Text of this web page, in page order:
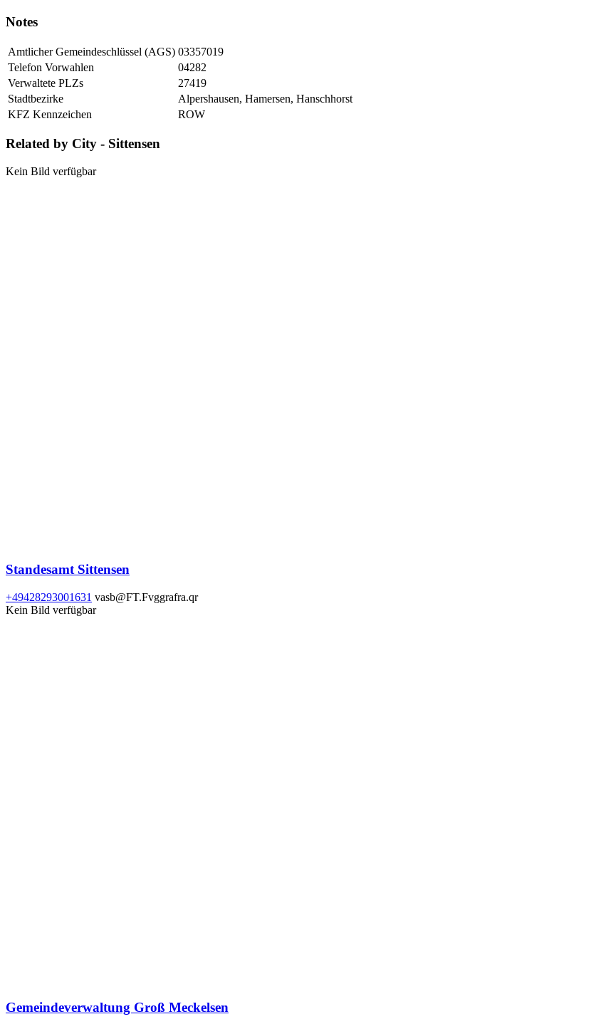
Notes
Amtlicher Gemeindeschlüssel (AGS) 03357019
Telefon Vorwahlen
04282
Verwaltete PLZs
27419
Stadtbezirke
Alpershausen, Hamersen, Hanschhorst
KFZ Kennzeichen
ROW
Related by City - Sittensen
Kein Bild verfügbar
Standesamt Sittensen
+49428293001631 vasb@FT.Fvggrafra.qr
Kein Bild verfügbar
Gemeindeverwaltung Groß Meckelsen